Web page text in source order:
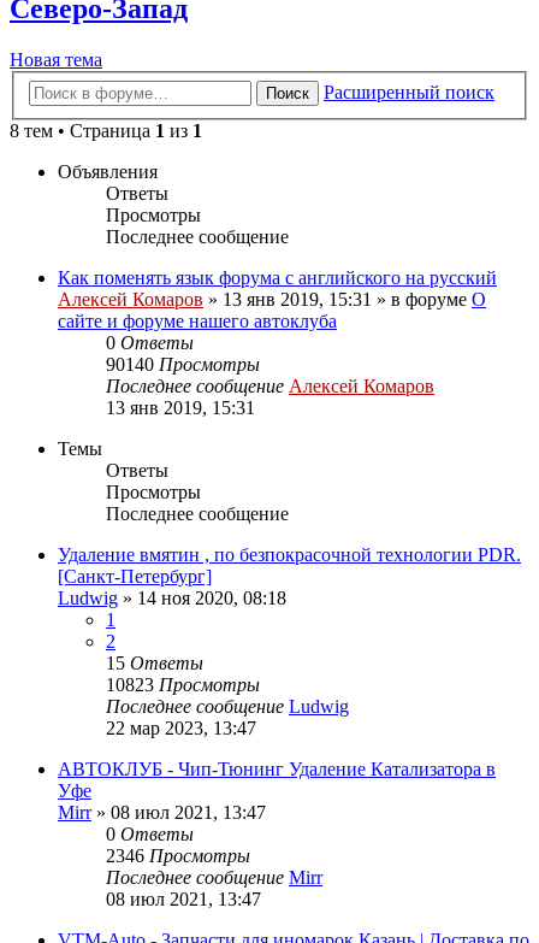
Северо-Запад
Новая тема
Поиск
Расширенный поиск
8 тем • Страница 1 из 1
Объявления
Ответы
Просмотры
Последнее сообщение
Как поменять язык форума с английского на русский
Алексей Комаров » 13 янв 2019, 15:31 » в форуме О
сайте и форуме нашего автоклуба
0 Ответы
90140 Просмотры
Последнее сообщение Алексей Комаров
13 янв 2019, 15:31
Темы
Ответы
Просмотры
Последнее сообщение
Удаление вмятин , по безпокрасочной технологии PDR.
[Санкт-Петербург]
Ludwig » 14 ноя 2020, 08:18
1
2
15 Ответы
10823 Просмотры
Последнее сообщение Ludwig
22 мар 2023, 13:47
АВТОКЛУБ - Чип-Тюнинг Удаление Катализатора в
Уфе
Mirr» 08 июл 2021, 13:47
0 Ответы
2346 Просмотры
Последнее сообщение Mirr
08 июл 2021, 13:47